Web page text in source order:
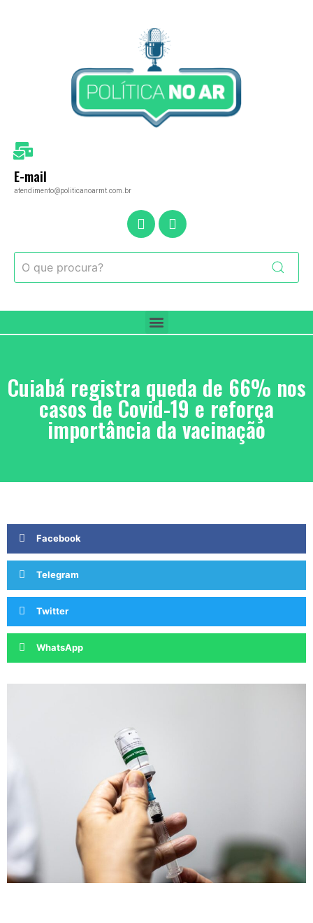
E-mail
atendimento@politicanoarmt.com.br
Cuiabá registra queda de 66% nos
casos de Covid-19 e reforça
importância da vacinação
Facebook
Telegram
Twitter
WhatsApp